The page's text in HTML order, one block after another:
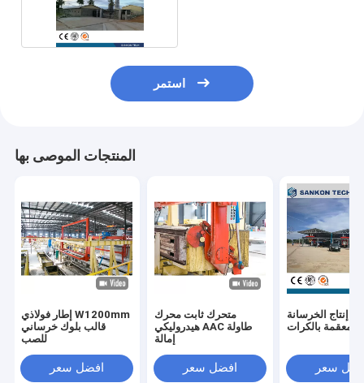
استمر
المنتجات الموصى بها
إطار فولاذي W1200mm
قالب بلوك خرساني
للصب
افضل سعر
متحرك ثابت محرك
هيدروليكي AAC طاولة
إمالة
افضل سعر
إنتاج الخرسانة
المعقمة بالكرات
سعر